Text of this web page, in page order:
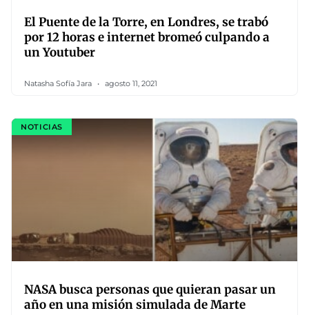
El Puente de la Torre, en Londres, se trabó
por 12 horas e internet bromeó culpando a
un Youtuber
Natasha Sofía Jara agosto 11, 2021
NOTICIAS
NASA busca personas que quieran pasar un
año en una misión simulada de Marte